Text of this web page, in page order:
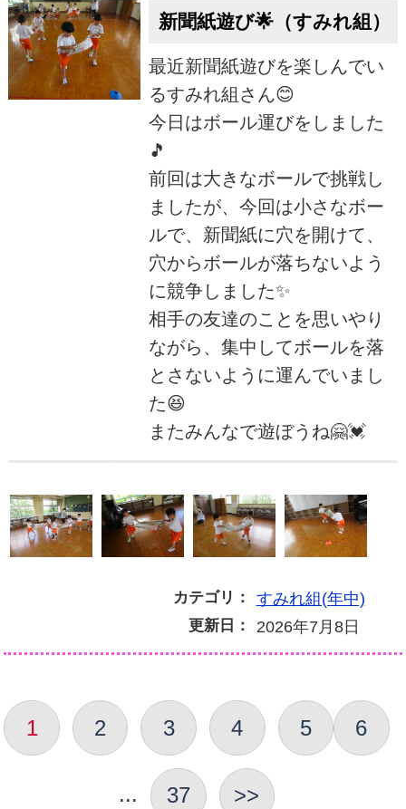
新聞紙遊び🌟（すみれ組）
最近新聞紙遊びを楽しんでい
るすみれ組さん😊
今日はボール運びをしました
🎵
前回は大きなボールで挑戦し
ましたが、今回は小さなボー
ルで、新聞紙に穴を開けて、
穴からボールが落ちないよう
に競争しました✨
相手の友達のことを思いやり
ながら、集中してボールを落
とさないように運んでいまし
た😆
またみんなで遊ぼうね🤗💓
カテゴリ： すみれ組(年中)
更新日： 2026年7月8日
1 2 3 4 5 6
... 37 >>